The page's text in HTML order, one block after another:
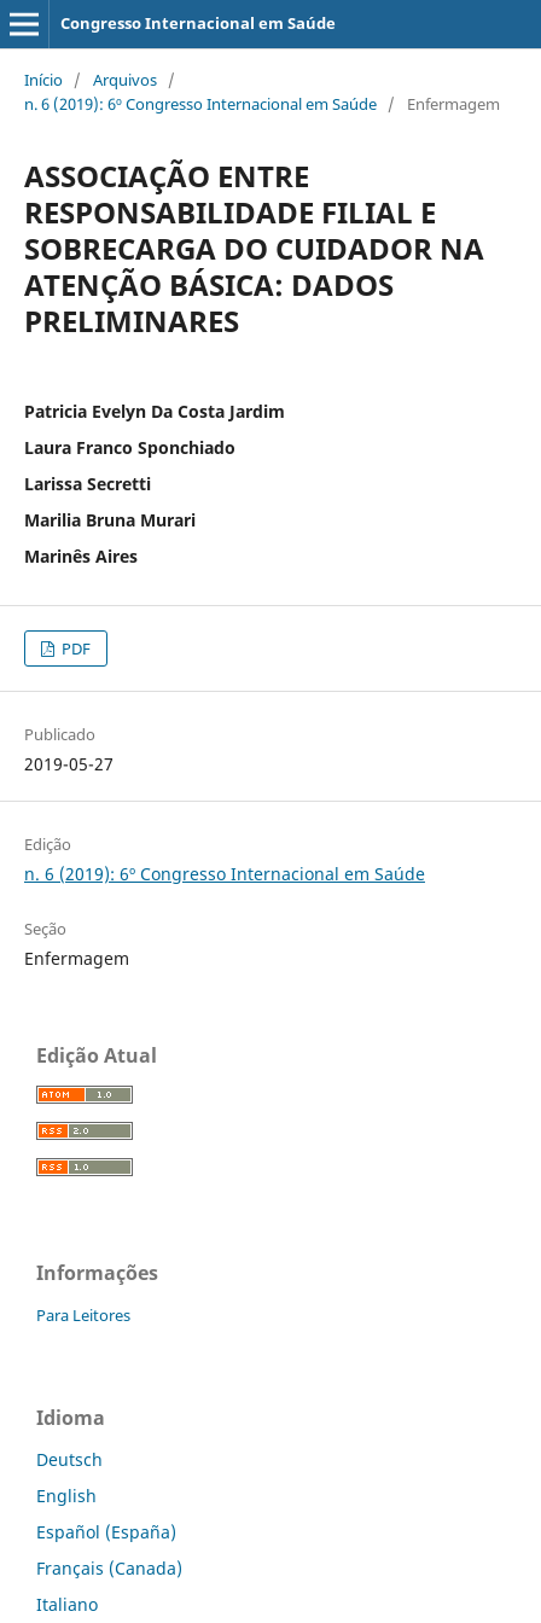
Congresso Internacional em Saúde
Início / Arquivos /
n. 6 (2019): 6º Congresso Internacional em Saúde / Enfermagem
ASSOCIAÇÃO ENTRE
RESPONSABILIDADE FILIAL E
SOBRECARGA DO CUIDADOR NA
ATENÇÃO BÁSICA: DADOS
PRELIMINARES
Patricia Evelyn Da Costa Jardim
Laura Franco Sponchiado
Larissa Secretti
Marilia Bruna Murari
Marinês Aires
PDF
Publicado
2019-05-27
Edição
n. 6 (2019): 6º Congresso Internacional em Saúde
Seção
Enfermagem
Edição Atual
Informações
Para Leitores
Idioma
Deutsch
English
Español (España)
Français (Canada)
Italiano